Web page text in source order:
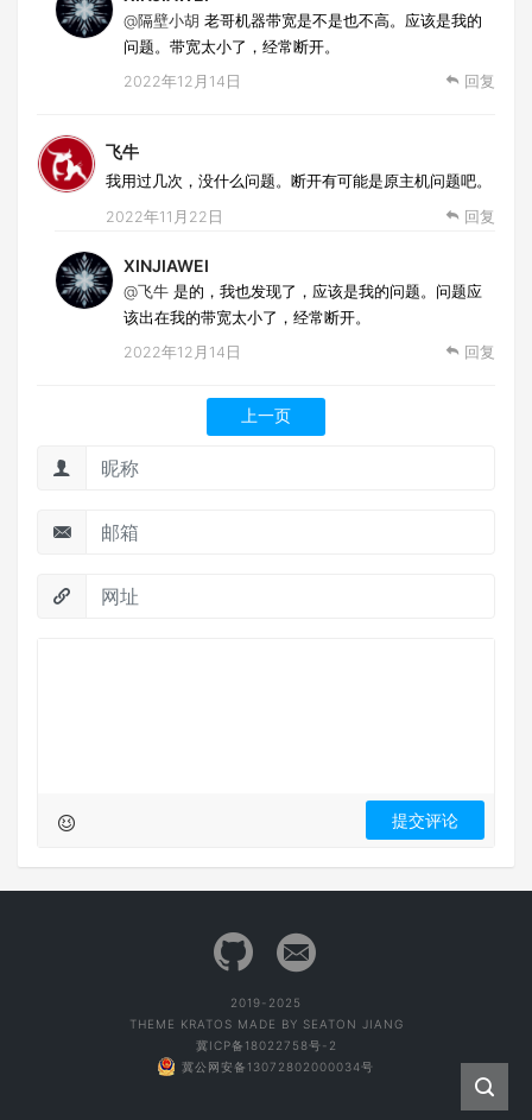
@隔壁小胡 老哥机器带宽是不是也不高。应该是我的
问题。带宽太小了，经常断开。
2022年12月14日 回复
飞牛
我用过几次，没什么问题。断开有可能是原主机问题吧。
2022年11月22日 回复
XINJIAWEI
@飞牛 是的，我也发现了，应该是我的问题。问题应
该出在我的带宽太小了，经常断开。
2022年12月14日 回复
上一页
2019-2025
THEME KRATOS MADE BY SEATON JIANG
冀ICP备18022758号-2
冀公网安备13072802000034号